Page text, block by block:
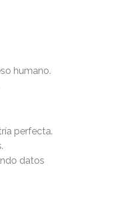
humano.
perfecta.
datos